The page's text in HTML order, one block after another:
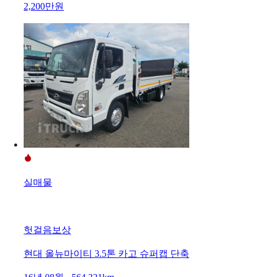
2,200만원
실매물
헛걸음보상
현대 올뉴마이티 3.5톤 카고 슈퍼캡 단축